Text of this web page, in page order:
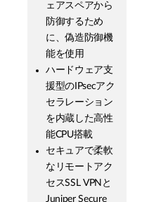
ェアスペアから
防御するため
に、偽造防御機
能を使用
ハードウェア支
援型のIPsecアク
セラレーション
を内蔵した高性
能CPU搭載
セキュアで柔軟
なリモートアク
セスSSL VPNと
Juniper Secure